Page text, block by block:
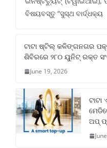
ବିଷୟବସ୍ତୁ “ସୁସ୍ଥ ବାର୍ଦ୍ଧକ୍ୟ
ଟାଟା ଷ୍ଟିଲ୍‌ କଳିଙ୍ଗନଗର
ଶିବିରରେ ୨୮୦ ୟୁନିଟ୍‌ ରକ୍ତ
June 19, 2026
ଅପ୍